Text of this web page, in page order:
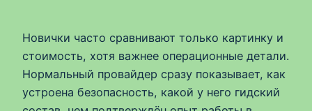
Новички часто сравнивают только картинку и
стоимость, хотя важнее операционные детали.
Нормальный провайдер сразу показывает, как
устроена безопасность, какой у него гидский